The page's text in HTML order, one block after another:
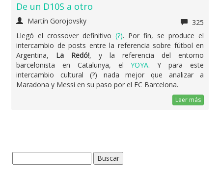
De un D10S a otro
Martín Gorojovsky
325
Llegó el crossover definitivo (?). Por fin, se produce el
intercambio de posts entre la referencia sobre fútbol en
Argentina, La Redó!, y la referencia del entorno
barcelonista en Catalunya, elYOYA. Y para este
intercambio cultural (?) nada mejor que analizar a
Maradona y Messi en su paso por el FC Barcelona.
Leer más